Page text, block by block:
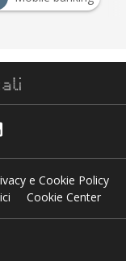
e Cookie Policy
Cookie Center